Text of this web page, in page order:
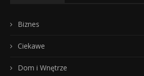
Biznes
Ciekawe
Dom i Wnętrze